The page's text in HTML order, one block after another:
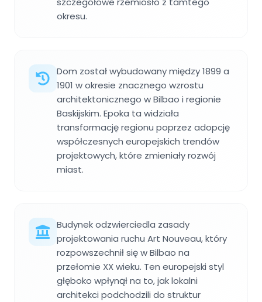
okresu.
Dom został wybudowany między 1899 a
1901 w okresie znacznego wzrostu
architektonicznego w Bilbao i regionie
Baskijskim. Epoka ta widziała
transformację regionu poprzez adopcję
współczesnych europejskich trendów
projektowych, które zmieniały rozwój
miast.
Budynek odzwierciedla zasady
projektowania ruchu Art Nouveau, który
rozpowszechnił się w Bilbao na
przełomie XX wieku. Ten europejski styl
głęboko wpłynął na to, jak lokalni
architekci podchodzili do struktur